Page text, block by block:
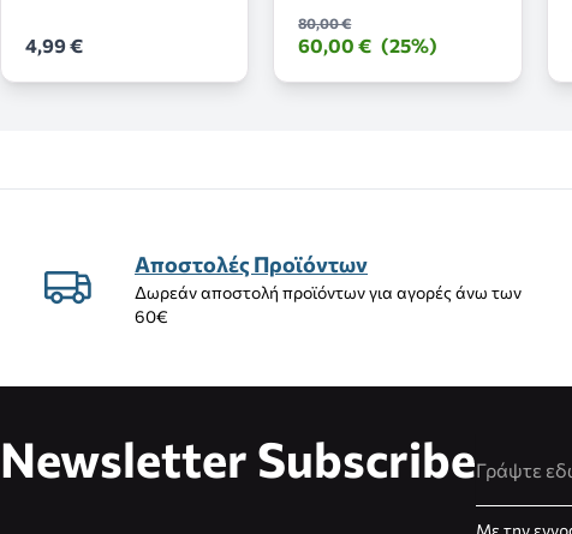
4,99 €
80,00 €
60,00 € (25%)
Αποστολές Προϊόντων
Δωρεάν αποστολή προϊόντων για αγορές άνω των
60€
Newsletter Subscribe